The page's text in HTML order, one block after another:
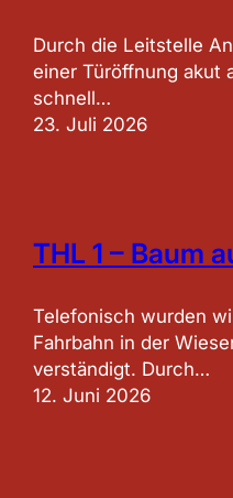
Durch die Leitstelle
einer Türöffnung akut
schnell…
23. Juli 2026
THL 1 – Baum
Telefonisch wurden
Fahrbahn in der
verständigt. Durch…
12. Juni 2026